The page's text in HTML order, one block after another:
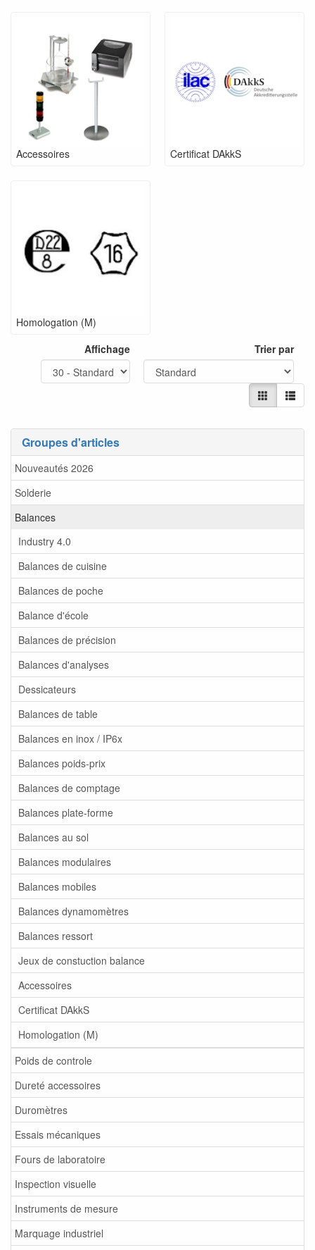
Groupes d'articles
Nouveautés 2026
Solderie
Balances
Industry 4.0
Balances de cuisine
Balances de poche
Balance d'école
Balances de précision
Balances d'analyses
Dessicateurs
Balances de table
Balances en inox / IP6x
Balances poids-prix
Balances de comptage
Balances plate-forme
Balances au sol
Balances modulaires
Balances mobiles
Balances dynamomètres
Balances ressort
Jeux de constuction balance
Accessoires
Certificat DAkkS
Homologation (M)
Poids de controle
Dureté accessoires
Duromètres
Essais mécaniques
Fours de laboratoire
Inspection visuelle
Instruments de mesure
Marquage industriel
Accessoires Certificat DAkkS
Homologation (M)
Affichage
Trier par